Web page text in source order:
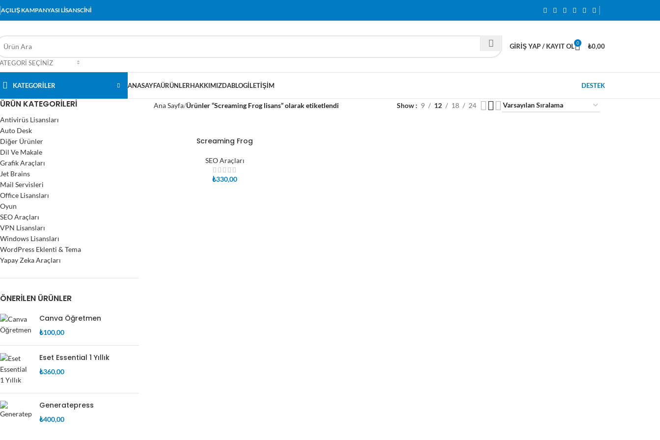
AÇILIŞ KAMPANYASI LİSANSCİNİ
SEÇINIZ
GIRIŞ YAP / KAYIT OL 0 ₺0,00
KATEGORİLER ANASAYFAÜRÜNLERHAKKIMIZDABLOGİLETIŞIM DESTEK
ÜRÜN KATEGORILERI
Antivirüs Lisansları
Auto Desk
Diğer Ürünler
Dil Ve Makale
Grafik Araçları
Jet Brains
Mail Servisleri
Office Lisansları
Oyun
SEO Araçları
VPN Lisansları
Windows Lisansları
WordPress Eklenti & Tema
Yapay Zeka Araçları
ÖNERILEN ÜRÜNLER
Canva Öğretmen
₺100,00
Eset Essential 1 Yıllık
₺360,00
Generatepress
₺400,00
Ana Sayfa Ürünler “Screaming Frog lisans” olarak etiketlendi Show 9 12 18 24
Screaming Frog
SEO Araçları
₺330,00